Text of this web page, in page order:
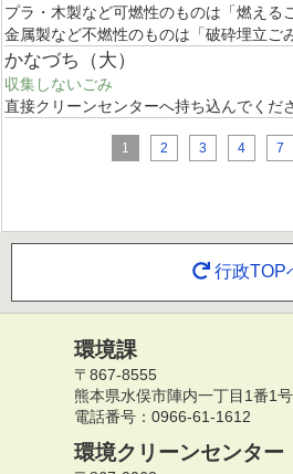
プラ・木製など可燃性のものは「燃える
金属製など不燃性のものは「破砕埋立ご
かなづち（大）
収集しないごみ
直接クリーンセンターへ持ち込んでくだ
1 2 3 4 7
行政TOP
環境課
〒867-8555
熊本県水俣市陣内一丁目1番1号
電話番号：0966-61-1612
環境クリーンセンター